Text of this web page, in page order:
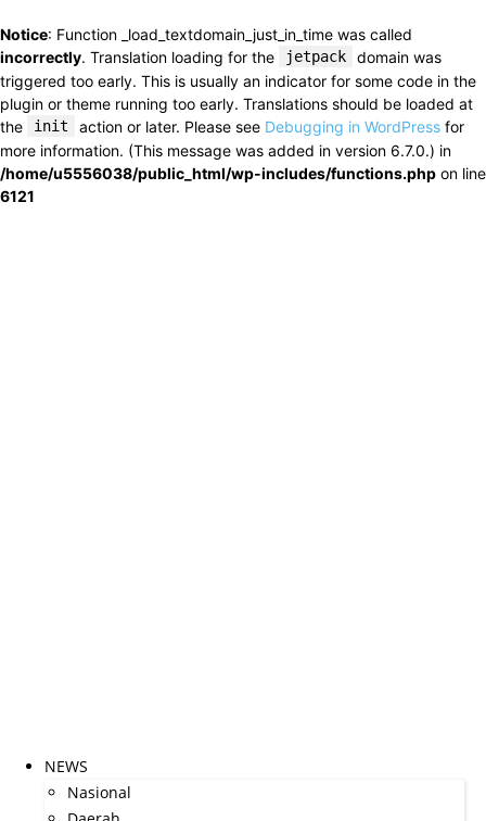
Notice: Function _load_textdomain_just_in_time was called
incorrectly. Translation loading for the jetpack
domain was
triggered too early. This is usually an indicator for some code in the
plugin or theme running too early. Translations should be loaded at
the
init action or later. Please see Debugging in WordPress for
more information. (This message was added in version 6.7.0.) in
/home/u5556038/public_html/wp-includes/functions.php on line
6121
NEWS
Nasional